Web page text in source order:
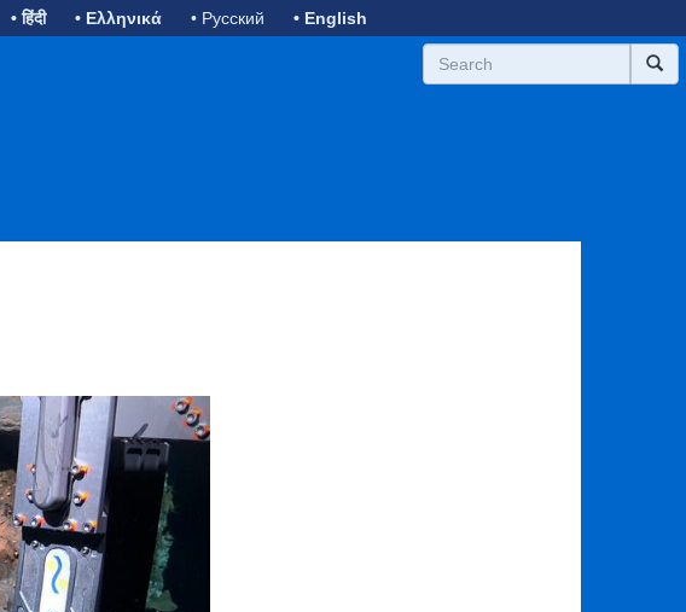
• हिंदी • Ελληνικά • Русский • English
Next